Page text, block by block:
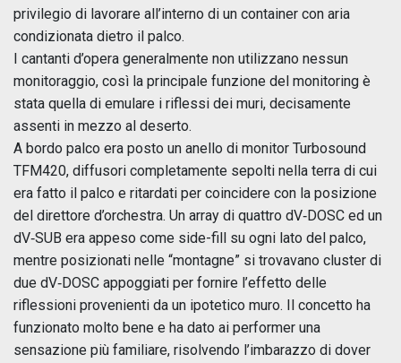
privilegio di lavorare all’interno di un container con aria
condizionata dietro il palco.
I cantanti d’opera generalmente non utilizzano nessun
monitoraggio, così la principale funzione del monitoring è
stata quella di emulare i riflessi dei muri, decisamente
assenti in mezzo al deserto.
A bordo palco era posto un anello di monitor Turbosound
TFM420, diffusori completamente sepolti nella terra di cui
era fatto il palco e ritardati per coincidere con la posizione
del direttore d’orchestra. Un array di quattro dV‑DOSC ed un
dV‑SUB era appeso come side-fill su ogni lato del palco,
mentre posizionati nelle “montagne” si trovavano cluster di
due dV‑DOSC appoggiati per fornire l’effetto delle
riflessioni provenienti da un ipotetico muro. Il concetto ha
funzionato molto bene e ha dato ai performer una
sensazione più familiare, risolvendo l’imbarazzo di dover